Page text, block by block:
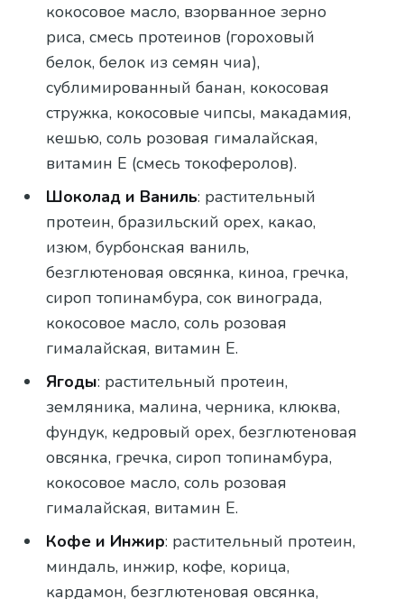
кокосовое масло, взорванное зерно
риса, смесь протеинов (гороховый
белок, белок из семян чиа),
сублимированный банан, кокосовая
стружка, кокосовые чипсы, макадамия,
кешью, соль розовая гималайская,
витамин Е (смесь токоферолов).
Шоколад и Ваниль: растительный
протеин, бразильский орех, какао,
изюм, бурбонская ваниль,
безглютеновая овсянка, киноа, гречка,
сироп топинамбура, сок винограда,
кокосовое масло, соль розовая
гималайская, витамин Е.
Ягоды: растительный протеин,
земляника, малина, черника, клюква,
фундук, кедровый орех, безглютеновая
овсянка, гречка, сироп топинамбура,
кокосовое масло, соль розовая
гималайская, витамин Е.
Кофе и Инжир: растительный протеин,
миндаль, инжир, кофе, корица,
кардамон, безглютеновая овсянка,